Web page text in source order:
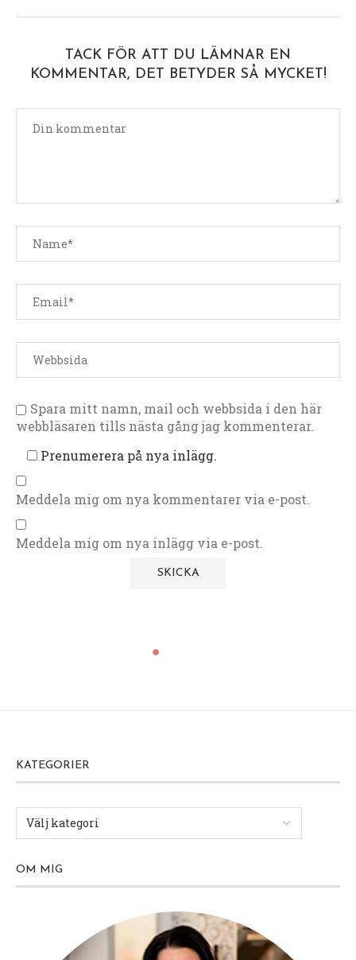
TACK FÖR ATT DU LÄMNAR EN
KOMMENTAR, DET BETYDER SÅ MYCKET!
Spara mitt namn, mail och webbsida i den här
webbläsaren tills nästa gång jag kommenterar.
Prenumerera på nya inlägg.
Meddela mig om nya kommentarer via e-post.
Meddela mig om nya inlägg via e-post.
KATEGORIER
OM MIG